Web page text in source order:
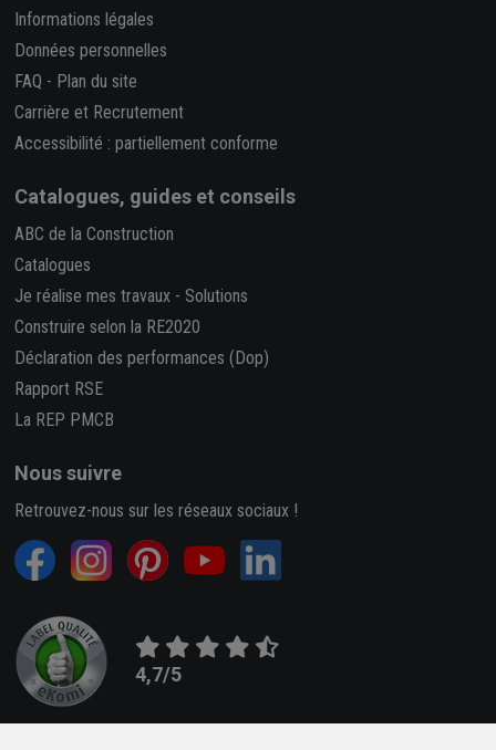
Informations légales
Données personnelles
FAQ - Plan du site
Carrière et Recrutement
Accessibilité : partiellement conforme
Catalogues, guides et conseils
ABC de la Construction
Catalogues
Je réalise mes travaux - Solutions
Construire selon la RE2020
Déclaration des performances (Dop)
Rapport RSE
La REP PMCB
Nous suivre
Retrouvez-nous sur les réseaux sociaux !
4,7/5